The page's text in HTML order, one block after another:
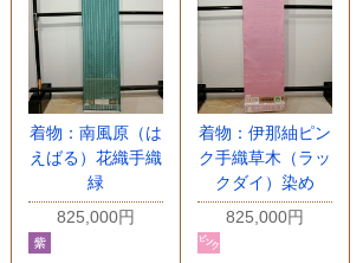
着物：南風原（は
えばる）花織手織
緑
825,000円
着物：伊那紬ピン
ク手織草木（ラッ
クダイ）染め
825,000円